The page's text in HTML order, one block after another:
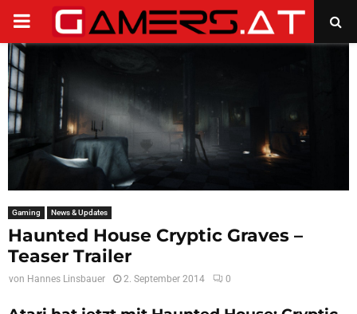
PRIMARY
MENU
Gaming News & Updates
Haunted House Cryptic Graves –
Teaser Trailer
von Hannes Linsbauer 2. September 2014 0